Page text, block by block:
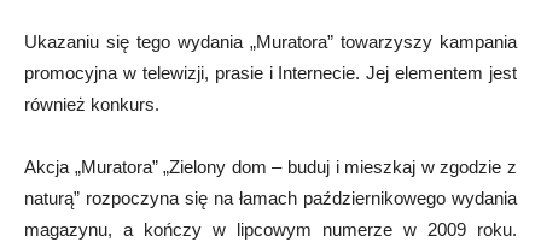
Ukazaniu się tego wydania „Muratora” towarzyszy kampania
promocyjna w telewizji, prasie i Internecie. Jej elementem jest
również konkurs.
Akcja „Muratora” „Zielony dom – buduj i mieszkaj w zgodzie z
naturą” rozpoczyna się na łamach październikowego wydania
magazynu, a kończy w lipcowym numerze w 2009 roku.